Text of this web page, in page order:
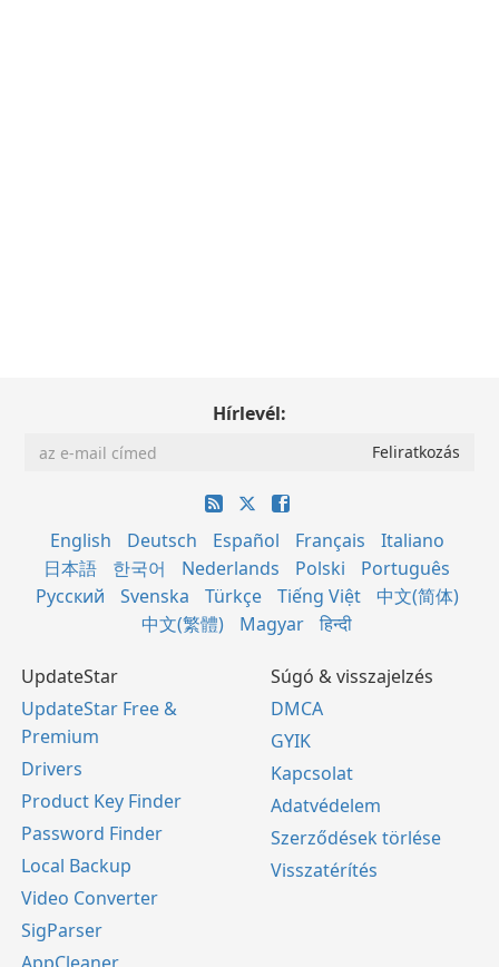
Hírlevél:
English Deutsch Español Français
Italiano
日本語
한국어 Nederlands Polski
Português
Русский
Svenska Türkçe Tiếng Việt
中文(简体)
中文(繁體)
Magyar हिन्दी
UpdateStar
UpdateStar Free &
Premium
Drivers
Product Key Finder
Password Finder
Local Backup
Video Converter
SigParser
Súgó & visszajelzés
DMCA
GYIK
Kapcsolat
Adatvédelem
Szerződések törlése
Visszatérítés